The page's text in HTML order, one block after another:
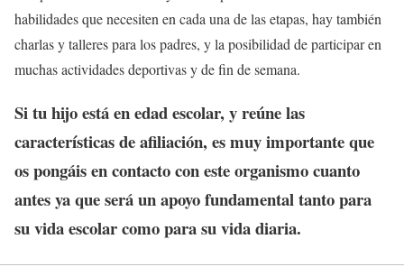
habilidades que necesiten en cada una de las etapas, hay también
charlas y talleres para los padres, y la posibilidad de participar en
muchas actividades deportivas y de fin de semana.
Si tu hijo está en edad escolar, y reúne las
características de afiliación, es muy importante que
os pongáis en contacto con este organismo cuanto
antes ya que será unapoyo fundamentaltanto para
su vida escolar como para su vida diaria.